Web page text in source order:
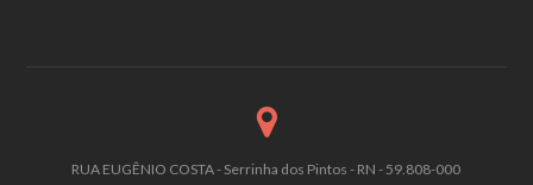
RUA EUGÊNIO COSTA - Serrinha dos Pintos - RN - 59.808-000